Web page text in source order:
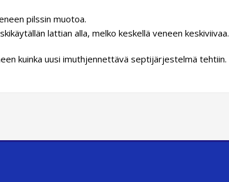
pilssin muotoa.
lattian alla, melko keskellä veneen keskiviivaa.
kuinka uusi imuthjennettävä septijärjestelmä tehtiin.